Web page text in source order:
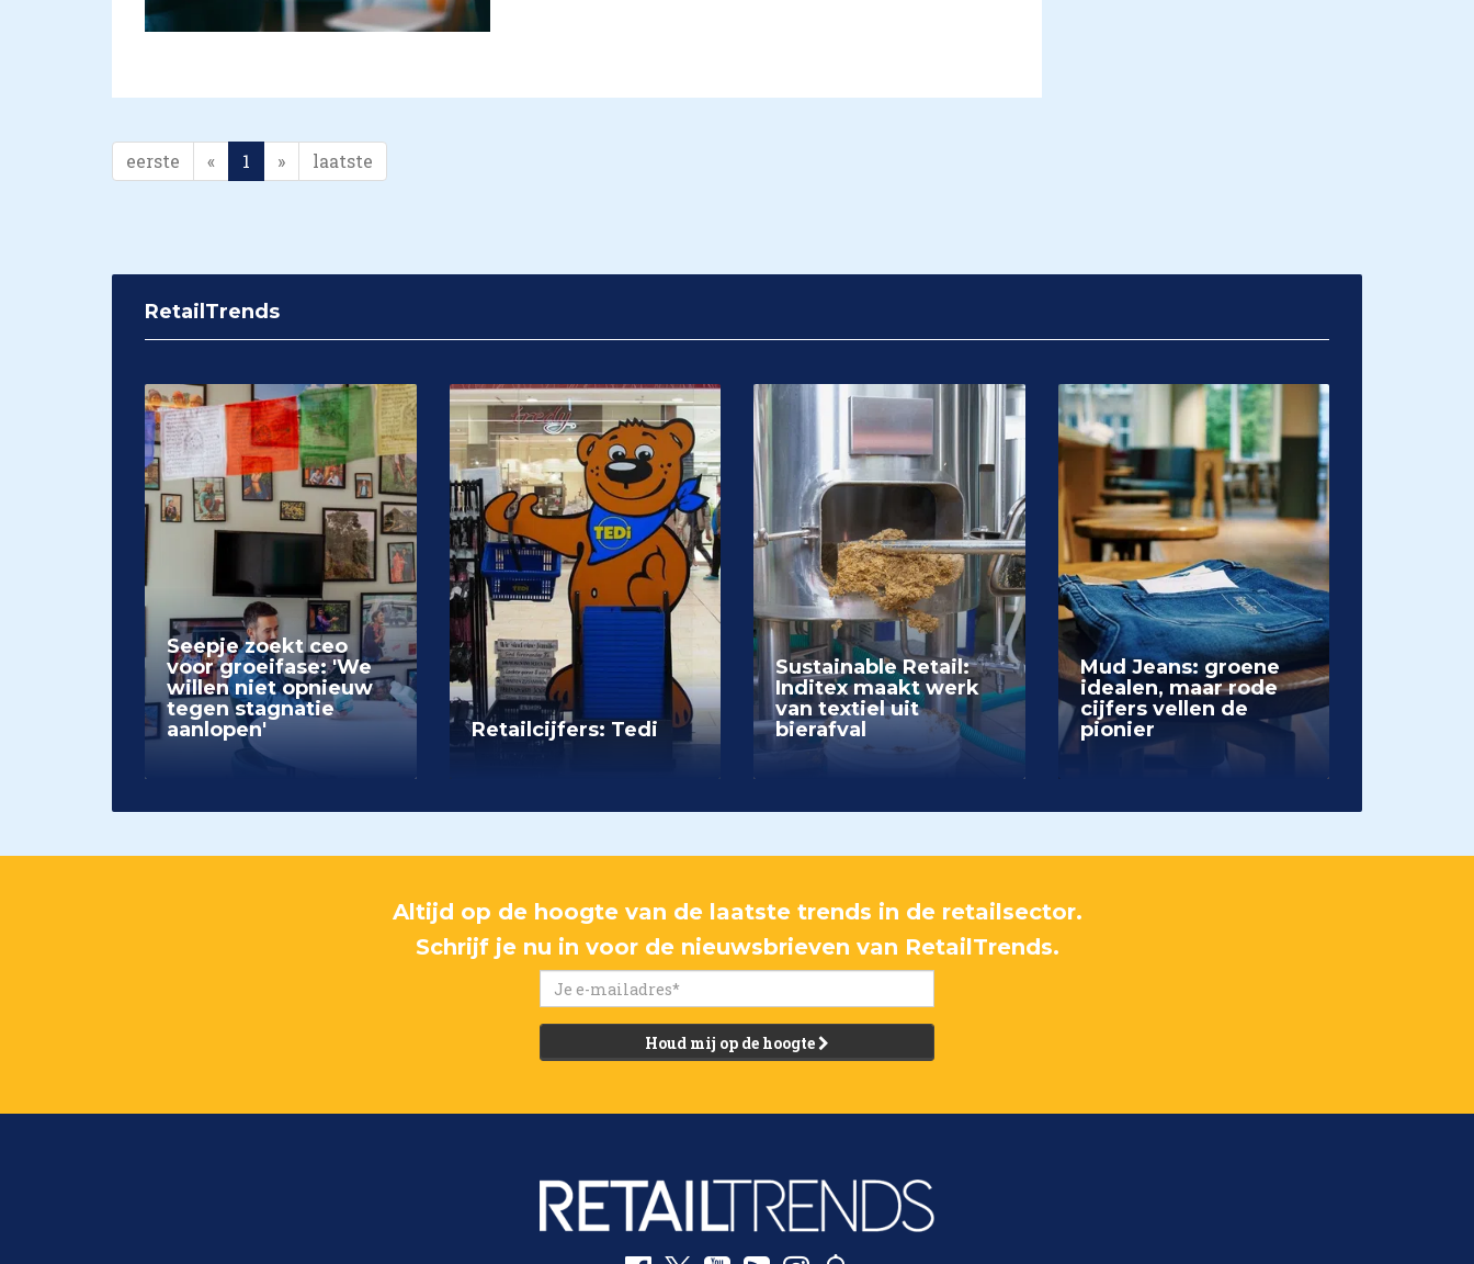
eerste « 1 » laatste
RetailTrends
Seepje zoekt ceo
voor groeifase: 'We
willen niet opnieuw
tegen stagnatie
aanlopen'
Retailcijfers: Tedi
Sustainable Retail:
Inditex maakt werk
van textiel uit
bierafval
Mud Jeans: groene
idealen, maar rode
cijfers vellen de
pionier
Altijd op de hoogte van de laatste trends in de retailsector.
Schrijf je nu in voor de nieuwsbrieven van RetailTrends.
Houd mij op de hoogte